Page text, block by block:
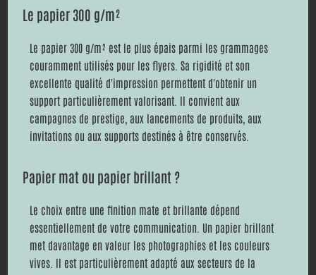
Le papier 300 g/m²
Le papier 300 g/m² est le plus épais parmi les grammages
couramment utilisés pour les flyers. Sa rigidité et son
excellente qualité d'impression permettent d'obtenir un
support particulièrement valorisant. Il convient aux
campagnes de prestige, aux lancements de produits, aux
invitations ou aux supports destinés à être conservés.
Papier mat ou papier brillant ?
Le choix entre une finition mate et brillante dépend
essentiellement de votre communication. Un papier brillant
met davantage en valeur les photographies et les couleurs
vives. Il est particulièrement adapté aux secteurs de la